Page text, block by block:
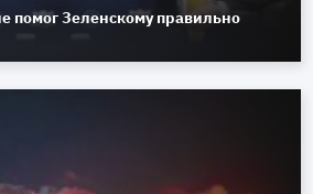
помог Зеленскому правильно